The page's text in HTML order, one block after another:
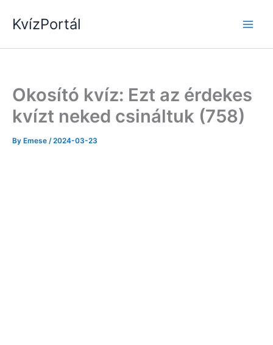
KvízPortál
Okosító kvíz: Ezt az érdekes
kvízt neked csináltuk (758)
By Emese /2024-03-23